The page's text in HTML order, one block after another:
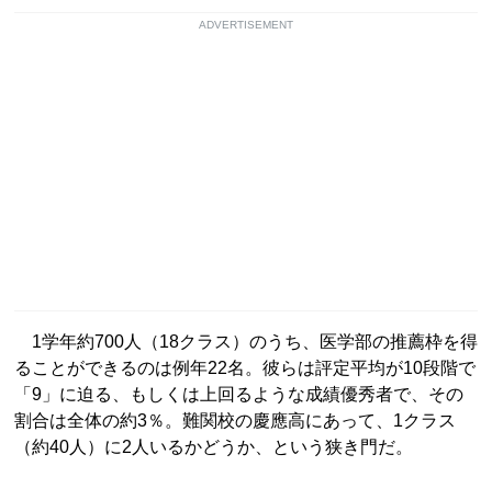
ADVERTISEMENT
1学年約700人（18クラス）のうち、医学部の推薦枠を得
ることができるのは例年22名。彼らは評定平均が10段階で
「9」に迫る、もしくは上回るような成績優秀者で、その
割合は全体の約3％。難関校の慶應高にあって、1クラス
（約40人）に2人いるかどうか、という狭き門だ。